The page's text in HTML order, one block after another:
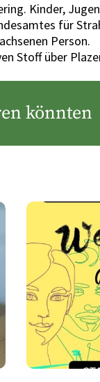
Kinder,
für
Person.
Stoff über
könnten